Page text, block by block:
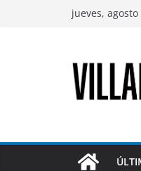
jueves, agosto